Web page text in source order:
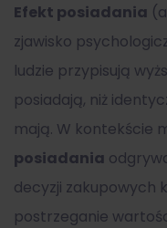
Efekt posiadania
zjawisko
ludzie przypisują
posiadają, niż
mają. W kontekście
posiadania
decyzji zakupowych
postrzeganie